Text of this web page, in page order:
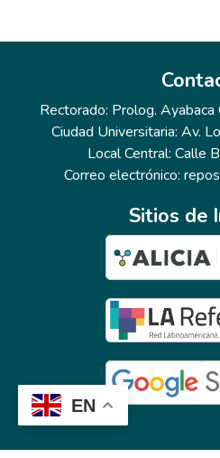
EN
Rectorado: Prolog. Ayabaca
Ciudad Universitaria: Av.
Local Central: Calle
Correo electrónico:
Sitios de